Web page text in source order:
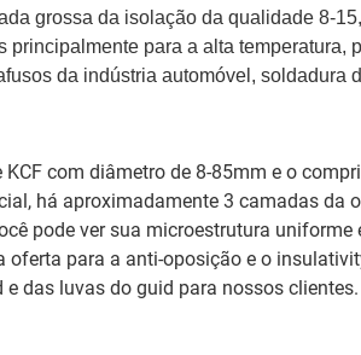
grossa da isolação da qualidade 8-
principalmente para a alta temperatura,
da indústria automóvel, soldadura
KCF com diâmetro de 8-85mm e o
há aproximadamente 3 camadas da
pode ver sua microestrutura
oferta para a anti-oposição e o
das luvas do guid para nossos